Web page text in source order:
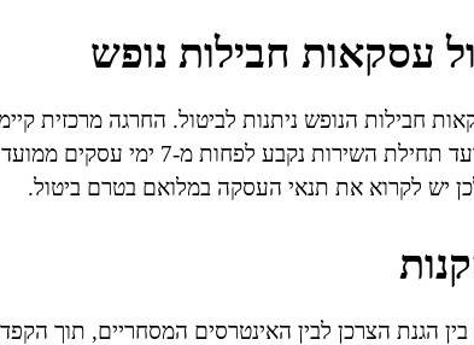
עסקאות חבילות נופש
חבילות הנופש ניתנות לביטול. החרגה מרכזית
בשירות שניתן לממשו מיידית, או אם מועד תחילת
יש לקרוא את תנאי העסקה במלואם בטרם ביטול.
הגנת הצרכן לבין האינטרסים המסחריים, תוך